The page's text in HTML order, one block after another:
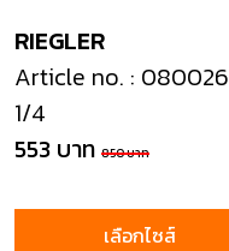
RIEGLER
Article no. : 080026
1/4
553 บาท 850 บาท
เลือกไซส์